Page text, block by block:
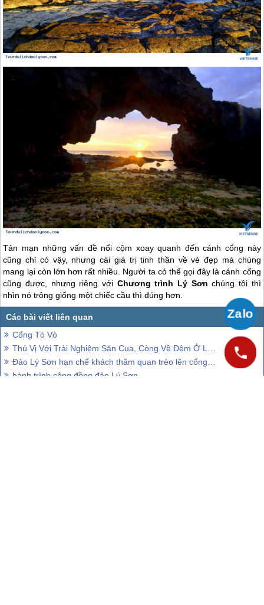
Tản mạn những vấn đề nổi cộm xoay quanh đến cánh cổng này
cũng chỉ có vậy, nhưng cái giá trị tinh thần về vẻ đẹp mà chúng
mang lại còn lớn hơn rất nhiều. Người ta có thể gọi đây là cánh cổng
cũng được, nhưng riêng với Chương trình Lý Sơn chúng tôi thì
nhìn nó trông giống một chiếc cầu thì đúng hơn.
Cổng Tò Vò
Thú Vị Với Trải Nghiệm Săn Cua, Còng Về Đêm Ở Lý Sơn
Đảo Lý Sơn hạn chế khách thăm quan trèo lên cổng tò vò
hành trình cộng đồng đảo Lý Sơn